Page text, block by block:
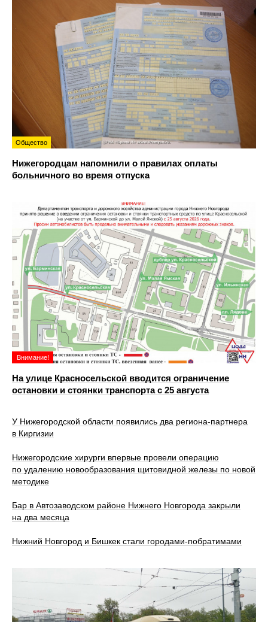
Общество
Нижегородцам напомнили о правилах оплаты
больничного во время отпуска
Внимание!
На улице Красносельской вводится ограничение
остановки и стоянки транспорта с 25 августа
У Нижегородской области появились два региона-партнера
в Киргизии
Нижегородские хирурги впервые провели операцию
по удалению новообразования щитовидной железы по новой
методике
Бар в Автозаводском районе Нижнего Новгорода закрыли
на два месяца
Нижний Новгород и Бишкек стали городами-побратимами